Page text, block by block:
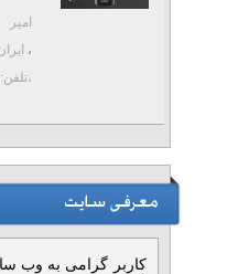
امیر
،
،تلفن:۰۹۳۰۷۲۷۰۶۹۶
کاربر گرامی به وب